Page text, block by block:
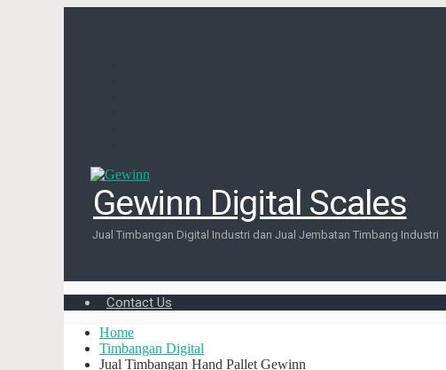
Gewinn Digital Scales
Jual Timbangan Digital Industri dan Jual Jembatan Timbang Industri
Contact Us
Home
Timbangan Digital
Jual Timbangan Hand Pallet Gewinn